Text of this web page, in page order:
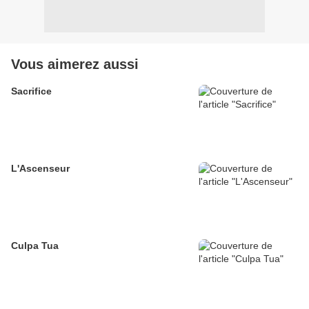
Vous aimerez aussi
Sacrifice
L'Ascenseur
Culpa Tua